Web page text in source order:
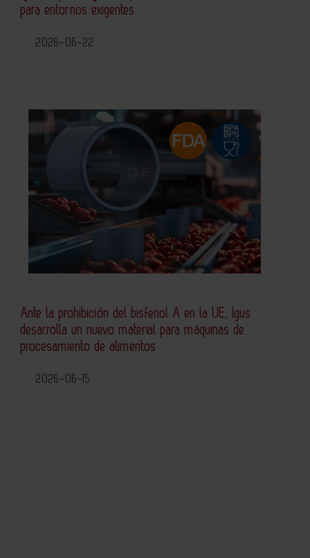
para entornos exigentes
2026-06-22
Ante la prohibición del bisfenol A en la UE, Igus
desarrolla un nuevo material para máquinas de
procesamiento de alimentos
2026-06-15